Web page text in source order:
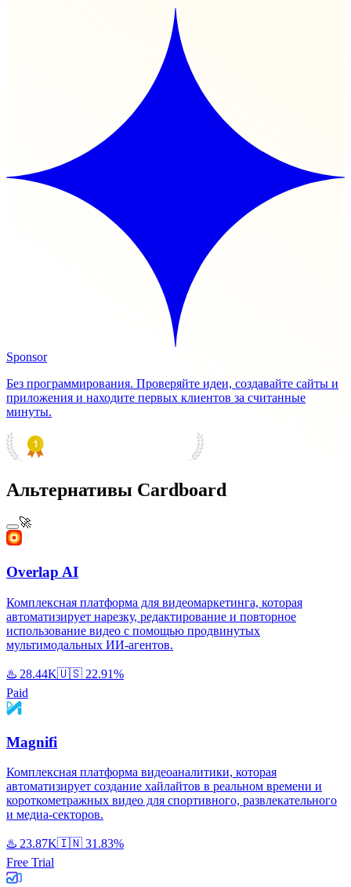
Sponsor
Без программирования. Проверяйте идеи, создавайте сайты и
приложения и находите первых клиентов за считанные
минуты.
Альтернативы Cardboard
🚀
Overlap AI
Комплексная платформа для видеомаркетинга, которая
автоматизирует нарезку, редактирование и повторное
использование видео с помощью продвинутых
мультимодальных ИИ-агентов.
♨️ 28.44K🇺🇸 22.91%
Paid
Magnifi
Комплексная платформа видеоаналитики, которая
автоматизирует создание хайлайтов в реальном времени и
короткометражных видео для спортивного, развлекательного
и медиа-секторов.
♨️ 23.87K🇮🇳 31.83%
Free Trial